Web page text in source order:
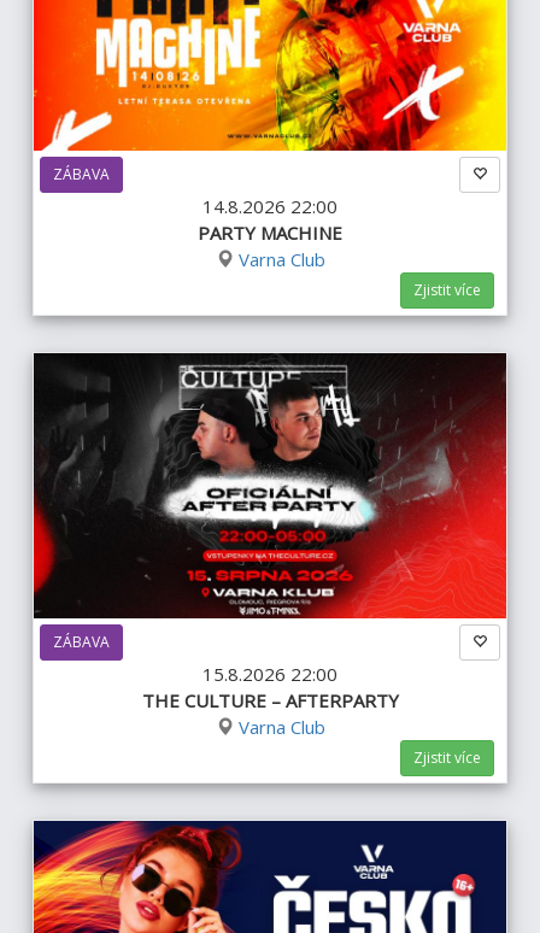
ZÁBAVA
14.8.2026 22:00
PARTY MACHINE
Varna Club
Zjistit více
ZÁBAVA
15.8.2026 22:00
THE CULTURE – AFTERPARTY
Varna Club
Zjistit více